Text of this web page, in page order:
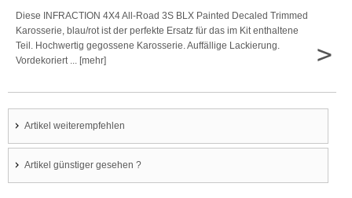
Diese INFRACTION 4X4 All-Road 3S BLX Painted Decaled Trimmed
Karosserie, blau/rot ist der perfekte Ersatz für das im Kit enthaltene
Teil. Hochwertig gegossene Karosserie. Auffällige Lackierung.
Vordekoriert ... [mehr]
>
Artikel weiterempfehlen
Artikel günstiger gesehen ?